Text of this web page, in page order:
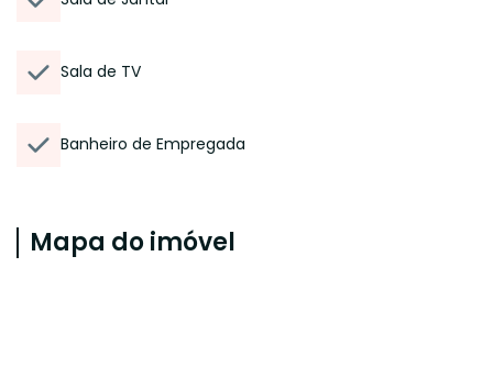
Sala de TV
Banheiro de Empregada
Mapa do imóvel